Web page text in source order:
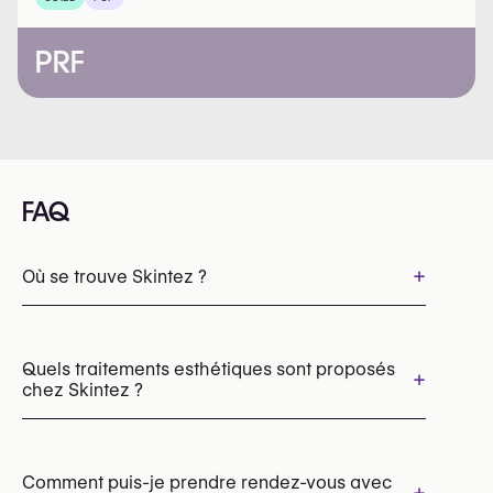
PRF
FAQ
Où se trouve Skintez ? +
Quels traitements esthétiques sont proposés
chez Skintez ?
+
Laser vasculaire (ExcelV, Lumecca)
Comment puis-je prendre rendez-vous avec